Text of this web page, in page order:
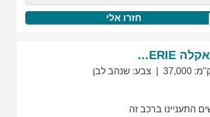
חזרו אלי
PRIMASERIE
:
37,000 צבע: שנהב לבן
התעניינו ברכב זה